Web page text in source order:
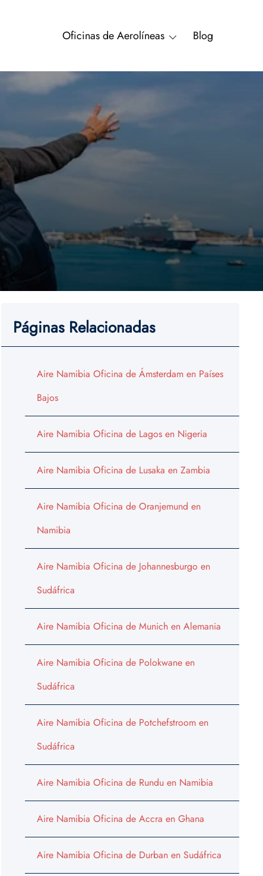
Oficinas de Aerolíneas Blog
Páginas Relacionadas
Aire Namibia Oficina de Ámsterdam en Países
Bajos
Aire Namibia Oficina de Lagos en Nigeria
Aire Namibia Oficina de Lusaka en Zambia
Aire Namibia Oficina de Oranjemund en
Namibia
Aire Namibia Oficina de Johannesburgo en
Sudáfrica
Aire Namibia Oficina de Munich en Alemania
Aire Namibia Oficina de Polokwane en
Sudáfrica
Aire Namibia Oficina de Potchefstroom en
Sudáfrica
Aire Namibia Oficina de Rundu en Namibia
Aire Namibia Oficina de Accra en Ghana
Aire Namibia Oficina de Durban en Sudáfrica